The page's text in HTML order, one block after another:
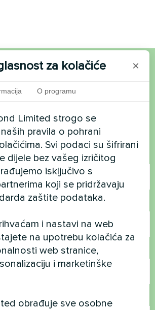
ili imate
i mi ćemo vam pomoći
za kolačiće ×
O programu
Limited strogo se
pravila o pohrani
Svi podaci su šifrirani
dijele bez vašeg izričitog
isključivo s
koji se pridržavaju
zaštite podataka.
i nastavi na web
na upotrebu kolačića za
web stranice,
i marketinške
obrađuje sve osobne